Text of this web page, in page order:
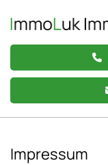
Impressum